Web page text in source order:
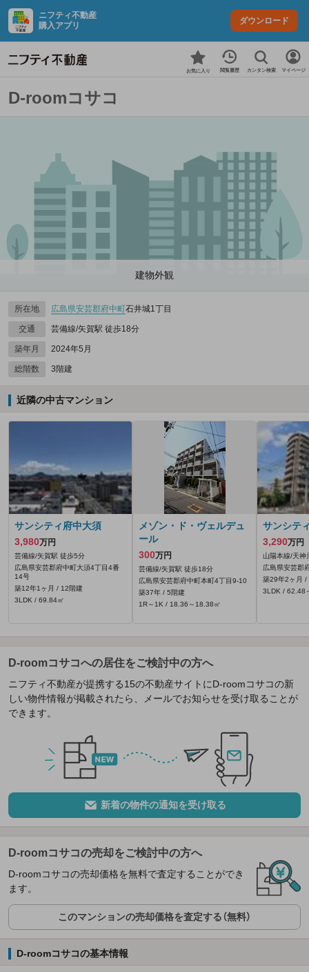
ニフティ不動産
購入アプリ
ダウンロード
お気に入り 閲覧履歴 カンタン検索 マイページ
D-roomコサコ
建物外観
所在地 広島県安芸郡府中町石井城1丁目
交通 芸備線/矢賀駅 徒歩18分
築年月 2024年5月
総階数 3階建
近隣の中古マンション
サンシティ府中大須
3,980万円
芸備線/矢賀駅 徒歩5分
広島県安芸郡府中町大須4丁目4番
14号
築12年1ヶ月 / 12階建
3LDK / 69.84㎡
メゾン・ド・ヴェルデュ
ール
300万円
芸備線/矢賀駅 徒歩18分
広島県安芸郡府中町本町4丁目9-10
築37年 / 5階建
1R～1K / 18.36～18.38㎡
サンシテ
3,290万円
山陽本線/天神
広島県安芸郡
築29年2ヶ月 /
3LDK / 62.48
D-roomコサコへの居住をご検討中の方へ
ニフティ不動産が提携する15の不動産サイトにD-roomコサコの新
しい物件情報が掲載されたら、メールでお知らせを受け取ることが
できます。
新着の物件の通知を受け取る
D-roomコサコの売却をご検討中の方へ
D-roomコサコの売却価格を無料で査定することができ
ます。
このマンションの売却価格を査定する（無料）
D-roomコサコの基本情報